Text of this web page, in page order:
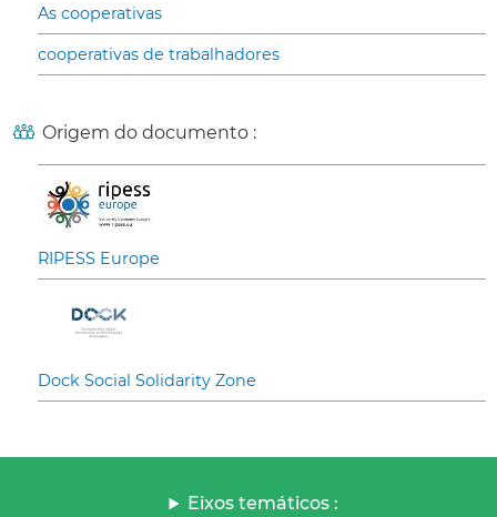
As cooperativas
cooperativas de trabalhadores
Origem do documento :
RIPESS Europe
Dock Social Solidarity Zone
Eixos temáticos :